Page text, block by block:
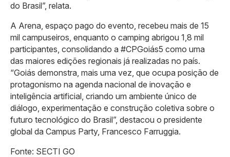
do Brasil”, relata.
A Arena, espaço pago do evento, recebeu mais de 15
mil campuseiros, enquanto o camping abrigou 1,8 mil
participantes, consolidando a #CPGoiás5 como uma
das maiores edições regionais já realizadas no país.
“Goiás demonstra, mais uma vez, que ocupa posição de
protagonismo na agenda nacional de inovação e
inteligência artificial, criando um ambiente único de
diálogo, experimentação e construção coletiva sobre o
futuro tecnológico do Brasil”, destacou o presidente
global da Campus Party, Francesco Farruggia.
Fonte: SECTI GO